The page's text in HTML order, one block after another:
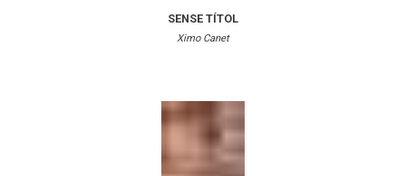
SENSE TÍTOL
Ximo Canet